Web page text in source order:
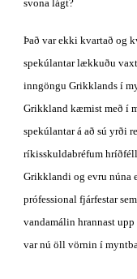
svona lágt?
Það var ekki kvartað og
spekúlantar lækkuðu
inngöngu Grikklands í
Grikkland kæmist með í
spekúlantar á að sú yrði
ríkisskuldabréfum
Grikklandi og evru núna
prófessional fjárfestar
vandamálin hrannast
var nú öll vörnin í